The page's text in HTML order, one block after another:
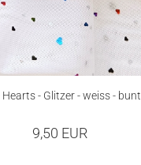
Hearts - Glitzer - weiss - bunt
9,50 EUR